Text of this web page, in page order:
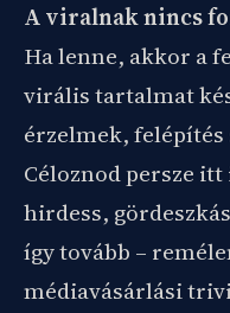
A viralnak nincs
Ha lenne, akkor a
virális tartalmat
érzelmek,
Céloznod persze
hirdess,
így tovább –
médiavásárlási